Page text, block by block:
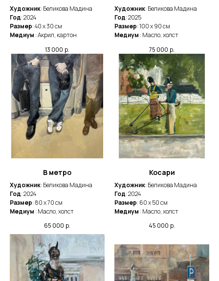
Художник: Беликова Мадина
Год: 2024
Размер: 40 х 30 см
Медиум : Акрил, картон
13 000 р.
Художник: Беликова Мадина
Год: 2025
Размер: 100 х 90 см
Медиум : Масло, холст
75 000 р.
В метро
Художник: Беликова Мадина
Год: 2024
Размер: 80 х 70 см
Медиум : Масло, холст
65 000 р.
Косари
Художник: Беликова Мадина
Год: 2024
Размер: 60 х 50 см
Медиум : Масло, холст
45 000 р.